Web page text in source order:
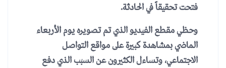
فتحت تحقيقاً في الحادثة.
وحظي مقطع الفيديو الذي تم تصويره يوم الأربعاء
الماضي بمشاهدة كبيرة على مواقع التواصل
الاجتماعي، وتساءل الكثيرون عن السبب الذي دفع